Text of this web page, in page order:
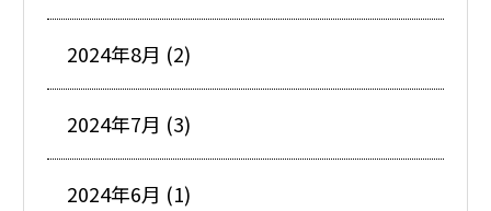
2024年8月 (2)
2024年7月 (3)
2024年6月 (1)